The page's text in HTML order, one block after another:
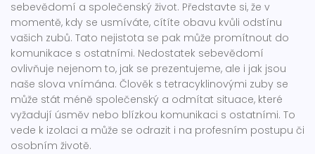
sebevědomí a společenský život. Představte si, že v
momentě, kdy se usmíváte, cítíte obavu kvůli odstínu
vašich zubů. Tato nejistota se pak může promítnout do
komunikace s ostatními. Nedostatek sebevědomí
ovlivňuje nejenom to, jak se prezentujeme, ale i jak jsou
naše slova vnímána. Člověk s tetracyklinovými zuby se
může stát méně společenský a odmítat situace, které
vyžadují úsměv nebo blízkou komunikaci s ostatními. To
vede k izolaci a může se odrazit i na profesním postupu či
osobním životě.